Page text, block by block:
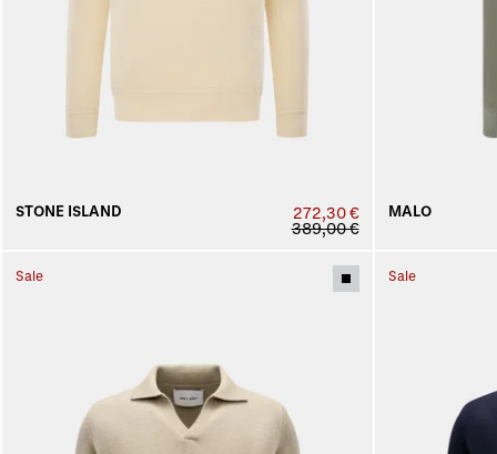
STONE ISLAND
272,30 €
389,00 €
MALO
Sale Sale